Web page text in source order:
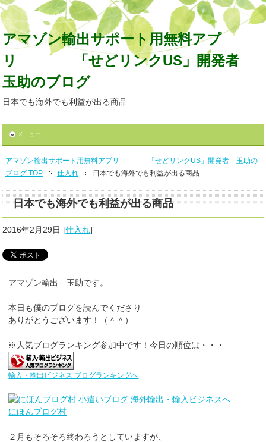
アマゾン輸出サポート用無料アプ
リ 「せどリンクUS」開発者
玉助のブログ
日本でも海外でも利益が出る商品
メニュー
アマゾン輸出サポート用無料アプリ 「せどリンクUS」開発者 玉助の
ブログ TOP
仕入れ 日本でも海外でも利益が出る商品
日本でも海外でも利益が出る商品
2016年2月29日 [仕入れ]
アマゾン輸出 玉助です。
本日も僕のブログを読んでくださり
ありがとうございます！（＾＾）
※人気ブログランキング参加中です！今日の順位は・・・
輸入・輸出ビジネス ブログランキングへ
にほんブログ村
２月もそろそろ終わろうとしていますが、